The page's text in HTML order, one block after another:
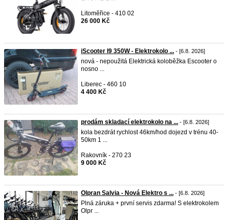
Litoměřice - 410 02
26 000 Kč
iScooter I9 350W - Elektrokolo ... - [6.8. 2026]
nová - nepoužitá Elektrická koloběžka Escooter o
nosno ...
Liberec - 460 10
4 400 Kč
prodám skladací elektrokolo na ... - [6.8. 2026]
kola bezdrát rychlost 46km/hod dojezd v trénu 40-
50km 1 ...
Rakovník - 270 23
9 000 Kč
Olpran Salvia - Nová Elektro s ... - [6.8. 2026]
Plná záruka + první servis zdarma! S elektrokolem
Olpr ...